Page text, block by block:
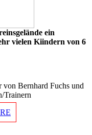
ein
vielen Kiindern von 6
von Bernhard Fuchs und
Trainern